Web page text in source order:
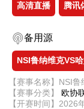
高清直播 腾讯
备用源
NSI鲁纳维克VS
【赛事名称】NSI
【赛事分类】 欧协
【开赛时间】2026